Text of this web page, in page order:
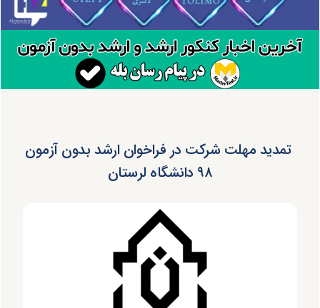
تمدید مهلت شرکت در فراخوان ارشد بدون آزمون
۹۸ دانشگاه لرستان